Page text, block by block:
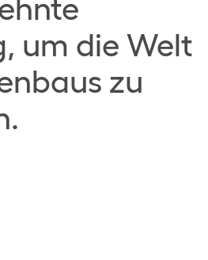
um die Welt
zu